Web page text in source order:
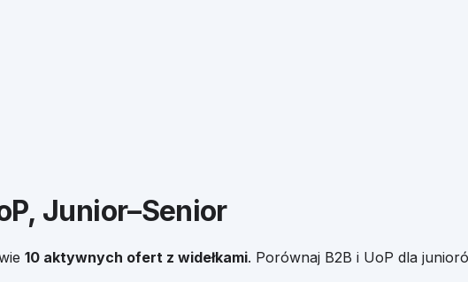
Junior–Senior
10 aktywnych ofert z widełkami. Porównaj B2B i UoP dla